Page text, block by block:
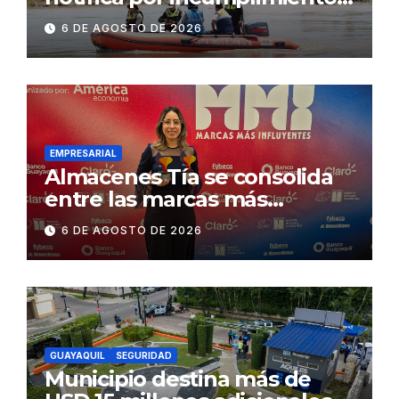
contractual a la
Concesionaria CONORTE y
exige celeridad en
desmontaje del puente
Gonzalo Icaza Cornejo, en
Daule
6 DE AGOSTO DE 2026
EMPRESARIAL
Almacenes Tía se consolida
entre las marcas más
influyentes del Ecuador
6 DE AGOSTO DE 2026
GUAYAQUIL SEGURIDAD
Municipio destina más de